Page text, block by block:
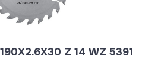
Z 14 WZ 5391